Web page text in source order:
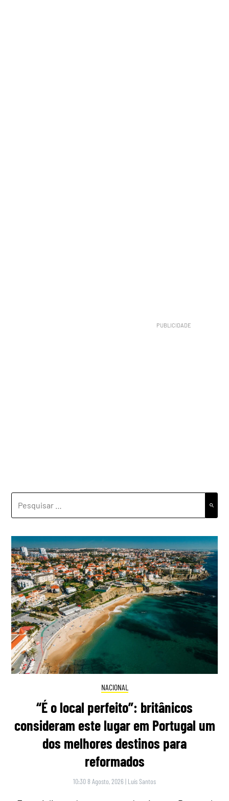
NACIONAL
“É o local perfeito”: britânicos
consideram este lugar em Portugal um
dos melhores destinos para
reformados
10:30 8 Agosto, 2026 | Luís Santos